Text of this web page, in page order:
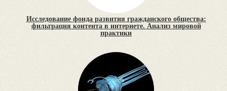
Исследование фонда развития гражданского общества:
фильтрация контента в интернете. Анализ мировой
практики